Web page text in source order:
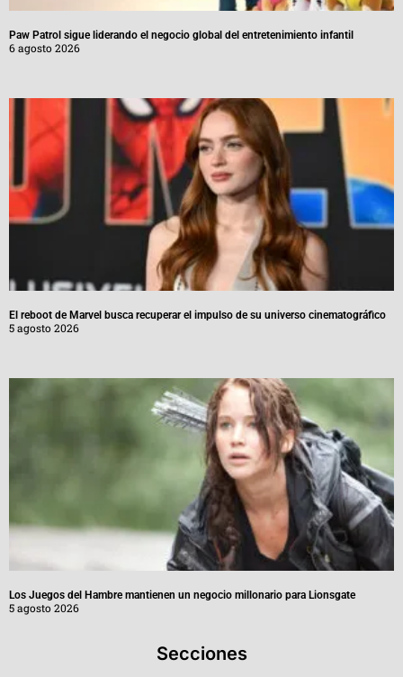
Paw Patrol sigue liderando el negocio global del entretenimiento infantil
6 agosto 2026
El reboot de Marvel busca recuperar el impulso de su universo cinematográfico
5 agosto 2026
Los Juegos del Hambre mantienen un negocio millonario para Lionsgate
5 agosto 2026
Secciones